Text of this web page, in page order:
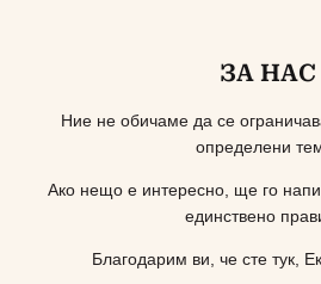
ЗА НАС
Ние не обичаме да се
определени
Ако нещо е интересно, ще го
единствено
Благодарим ви, че сте тук,